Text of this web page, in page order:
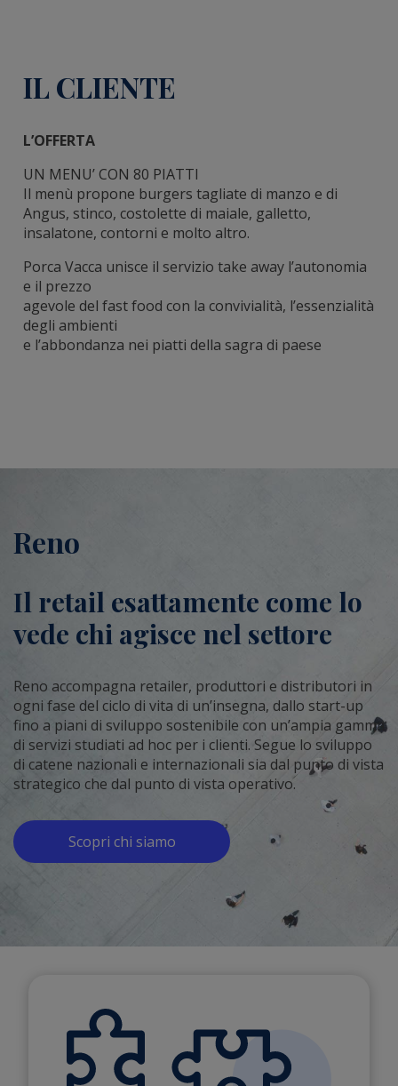
IL CLIENTE
L’OFFERTA
UN MENU’ CON 80 PIATTI
Il menù propone burgers tagliate di manzo e di
Angus, stinco, costolette di maiale, galletto,
insalatone, contorni e molto altro.
Porca Vacca unisce il servizio take away l’autonomia
e il prezzo
agevole del fast food con la convivialità, l’essenzialità
degli ambienti
e l’abbondanza nei piatti della sagra di paese
Reno
Il retail esattamente come lo
vede chi agisce nel settore
Reno accompagna retailer, produttori e distributori in
ogni fase del ciclo di vita di un’insegna, dallo start-up
fino a piani di sviluppo sostenibile con un’ampia gamma
di servizi studiati ad hoc per i clienti. Segue lo sviluppo
di catene nazionali e internazionali sia dal punto di vista
strategico che dal punto di vista operativo.
Scopri chi siamo